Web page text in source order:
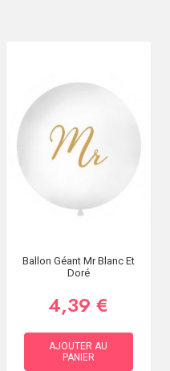
Ballon Géant Mr Blanc Et
Doré
4,39 €
AJOUTER AU
PANIER